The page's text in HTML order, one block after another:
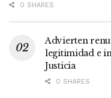
0 SHARES
Advierten
legitimidad e
Justicia
0 SHARES